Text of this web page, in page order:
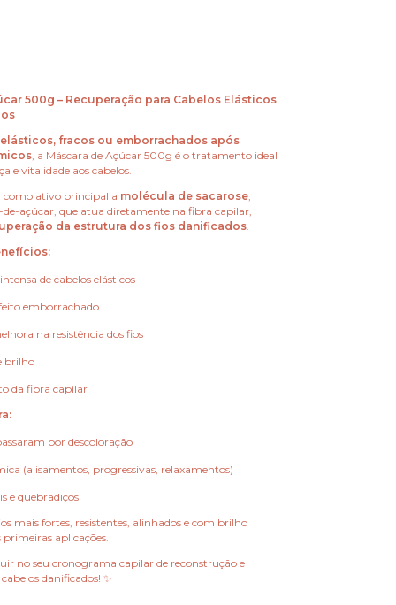
500g – Recuperação para Cabelos Elásticos
elásticos, fracos ou emborrachados após
, a Máscara de Açúcar 500g é o tratamento ideal
e vitalidade aos cabelos.
ativo principal a molécula de sacarose
de-açúcar, que atua diretamente na fibra capilar,
da estrutura dos fios danificados
de cabelos elásticos
emborrachado
na resistência dos fios
brilho
da fibra capilar
por descoloração
(alisamentos, progressivas, relaxamentos)
e quebradiços
mais fortes, resistentes, alinhados e com brilho
primeiras aplicações.
no seu cronograma capilar de reconstrução e
danificados! ✨